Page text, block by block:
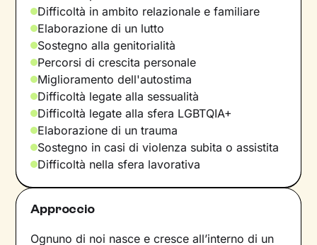
Difficoltà in ambito relazionale e familiare
Elaborazione di un lutto
Sostegno alla genitorialità
Percorsi di crescita personale
Miglioramento dell'autostima
Difficoltà legate alla sessualità
Difficoltà legate alla sfera LGBTQIA+
Elaborazione di un trauma
Sostegno in casi di violenza subita o assistita
Difficoltà nella sfera lavorativa
Approccio
Ognuno di noi nasce e cresce all’interno di un